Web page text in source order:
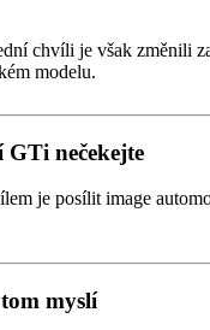
chvíli je však změnili
modelu.
GTi nečekejte
je posílit image
myslí